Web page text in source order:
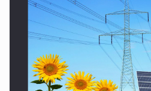
CEO Conference - Shaping The